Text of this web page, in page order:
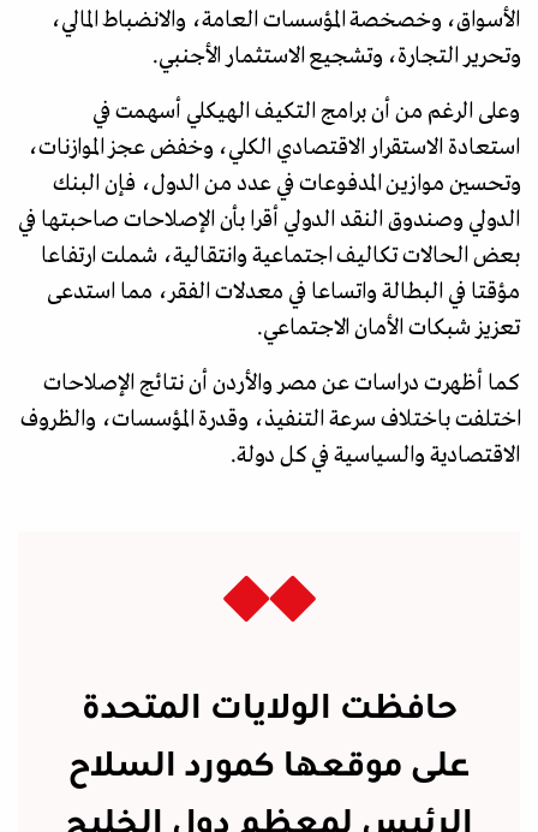
الأسواق، وخصخصة المؤسسات العامة، والانضباط المالي،
وتحرير التجارة، وتشجيع الاستثمار الأجنبي.
وعلى الرغم من أن برامج التكيف الهيكلي أسهمت في
استعادة الاستقرار الاقتصادي الكلي، وخفض عجز الموازنات،
وتحسين موازين المدفوعات في عدد من الدول، فإن البنك
الدولي وصندوق النقد الدولي أقرا بأن الإصلاحات صاحبتها في
بعض الحالات تكاليف اجتماعية وانتقالية، شملت ارتفاعا
مؤقتا في البطالة واتساعا في معدلات الفقر، مما استدعى
تعزيز شبكات الأمان الاجتماعي.
كما أظهرت دراسات عن مصر والأردن أن نتائج الإصلاحات
اختلفت باختلاف سرعة التنفيذ، وقدرة المؤسسات، والظروف
الاقتصادية والسياسية في كل دولة.
حافظت الولايات المتحدة
على موقعها كمورد السلاح
الرئيس لمعظم دول الخليج